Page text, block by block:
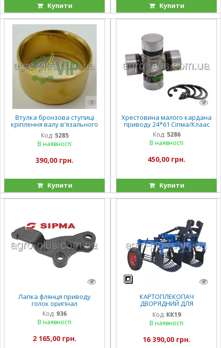
Купити Купити
Втулка бронзова ступиці
кріплення валу в'язального
апарату Сіпма неоригінал
Код: 5285
В наявності
390,00 грн.
Купити
Хрестовина малого кардана
приводу 24*61 Сіпма/Клаас
Код: 5286
В наявності
450,00 грн.
Купити
Лапка флянця приводу
голок оригінал
Код: 936
В наявності
2 165,00 грн.
КАРТОПЛЕКОПАЧ
ДВОРЯДНИЙ ДЛЯ
МОТОТРАКТОРА «СКАУТ»
(КК19)
Код: КК19
В наявності
16 390,00 грн.